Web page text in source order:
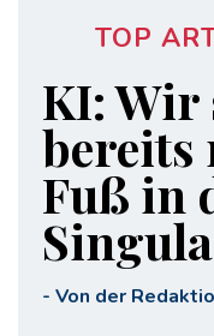
TOP
KI: Wir
bereits
Fuß in
- Von der